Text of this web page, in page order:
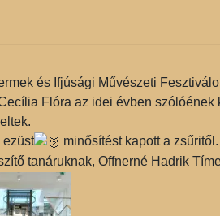
és Ifjúsági Művészeti
Flóra az idei évben szólóének
ezüst
minősítést kapott a zsűritől.
tanáruknak, Offnerné Hadrik